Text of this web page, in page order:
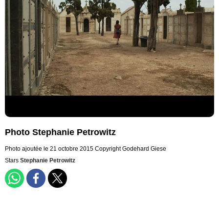
Photo Stephanie Petrowitz
Photo ajoutée le 21 octobre 2015 Copyright Godehard Giese
Stars Stephanie Petrowitz